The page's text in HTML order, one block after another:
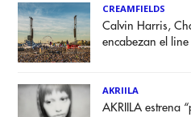
CREAMFIELDS
Calvin Harris,
encabezan el
AKRIILA
AKRIILA estrena